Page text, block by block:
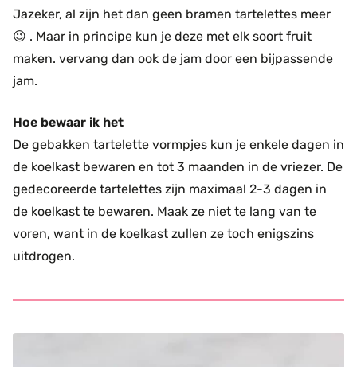
Jazeker, al zijn het dan geen bramen tartelettes meer
😉 . Maar in principe kun je deze met elk soort fruit
maken. vervang dan ook de jam door een bijpassende
jam.
Hoe bewaar ik het
De gebakken tartelette vormpjes kun je enkele dagen in
de koelkast bewaren en tot 3 maanden in de vriezer. De
gedecoreerde tartelettes zijn maximaal 2-3 dagen in
de koelkast te bewaren. Maak ze niet te lang van te
voren, want in de koelkast zullen ze toch enigszins
uitdrogen.